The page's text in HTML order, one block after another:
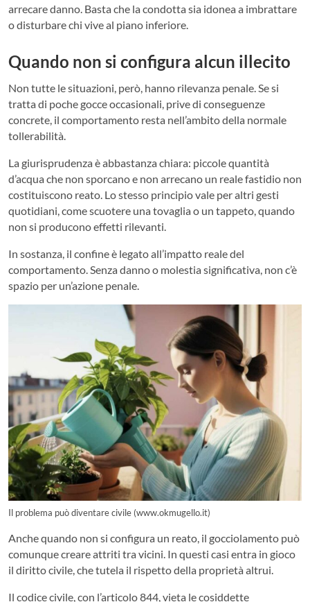
arrecare danno. Basta che la condotta sia idonea a imbrattare
o disturbare chi vive al piano inferiore.
Quando non si configura alcun illecito
Non tutte le situazioni, però, hanno rilevanza penale. Se si
tratta di poche gocce occasionali, prive di conseguenze
concrete, il comportamento resta nell’ambito della normale
tollerabilità.
La giurisprudenza è abbastanza chiara: piccole quantità
d’acqua che non sporcano e non arrecano un reale fastidio non
costituiscono reato. Lo stesso principio vale per altri gesti
quotidiani, come scuotere una tovaglia o un tappeto, quando
non si producono effetti rilevanti.
In sostanza, il confine è legato all’impatto reale del
comportamento. Senza danno o molestia significativa, non c’è
spazio per un’azione penale.
Il problema può diventare civile (www.okmugello.it)
Anche quando non si configura un reato, il gocciolamento può
comunque creare attriti tra vicini. In questi casi entra in gioco
il diritto civile, che tutela il rispetto della proprietà altrui.
Il codice civile, con l’articolo 844, vieta le cosiddette